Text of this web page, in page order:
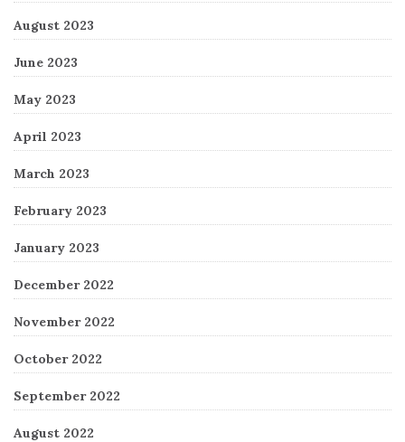
August 2023
June 2023
May 2023
April 2023
March 2023
February 2023
January 2023
December 2022
November 2022
October 2022
September 2022
August 2022